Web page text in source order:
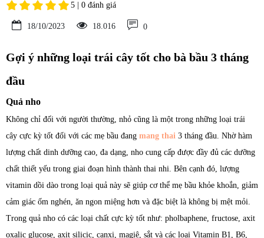
5 | 0 đánh giá
18/10/2023 18.016 0
Gợi ý những loại trái cây tốt cho bà bầu 3 tháng
đầu
Quả nho
Không chỉ đối với người thường, nhỏ cũng là một trong những loại trái
cây cực kỳ tốt đối với các mẹ bầu đang mang thai 3 tháng đầu. Nhờ hàm
lượng chất dinh dưỡng cao, đa dạng, nho cung cấp được đầy đủ các dưỡng
chất thiết yếu trong giai đoạn hình thành thai nhi. Bên cạnh đó, lượng
vitamin dồi dào trong loại quả này sẽ giúp cơ thể mẹ bầu khỏe khoắn, giảm
cảm giác ốm nghén, ăn ngon miệng hơn và đặc biệt là không bị mệt mỏi.
Trong quả nho có các loại chất cực kỳ tốt như: pholbaphene, fructose, axit
oxalic glucose, axit silicic, canxi, magiê, sắt và các loại Vitamin B1, B6,